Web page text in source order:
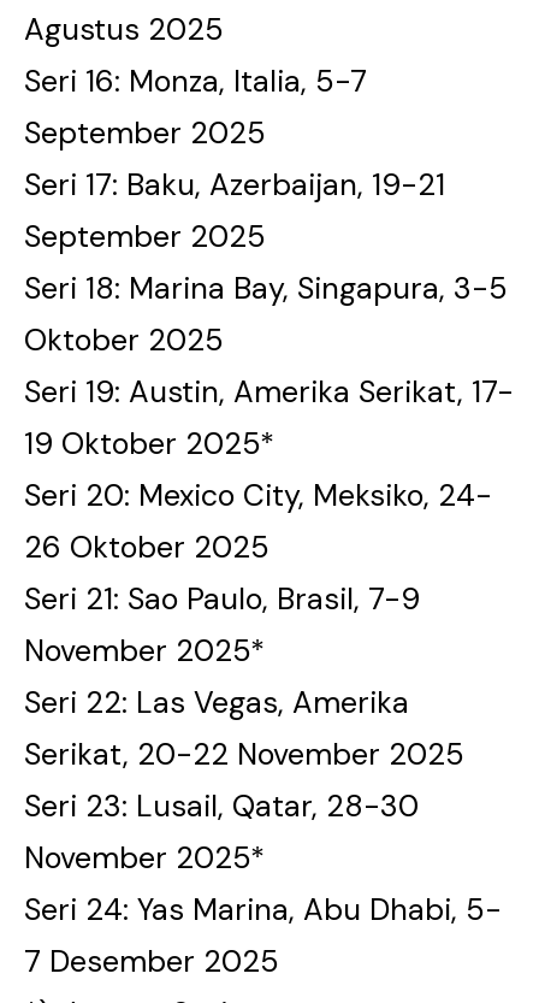
Agustus 2025
Seri 16: Monza, Italia, 5-7
September 2025
Seri 17: Baku, Azerbaijan, 19-21
September 2025
Seri 18: Marina Bay, Singapura, 3-5
Oktober 2025
Seri 19: Austin, Amerika Serikat, 17-
19 Oktober 2025*
Seri 20: Mexico City, Meksiko, 24-
26 Oktober 2025
Seri 21: Sao Paulo, Brasil, 7-9
November 2025*
Seri 22: Las Vegas, Amerika
Serikat, 20-22 November 2025
Seri 23: Lusail, Qatar, 28-30
November 2025*
Seri 24: Yas Marina, Abu Dhabi, 5-
7 Desember 2025